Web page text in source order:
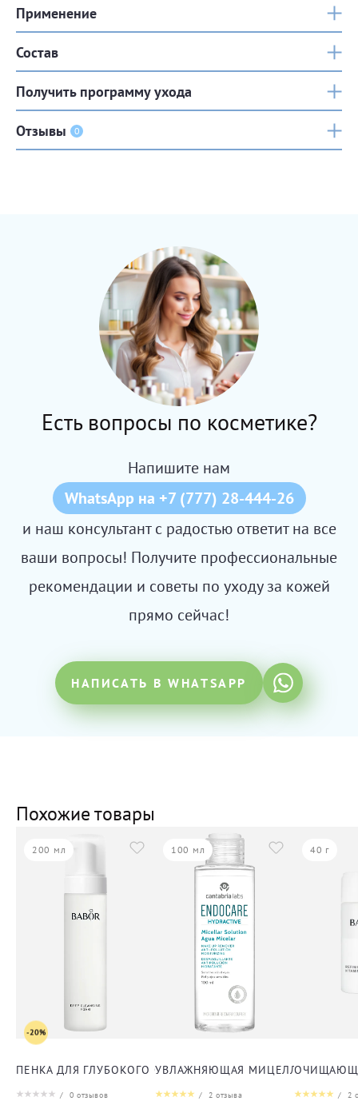
Применение
Состав
Получить программу ухода
Отзывы 0
Есть вопросы по косметике?
Напишите нам
WhatsApp на +7 (777) 28-444-26
и наш консультант с радостью ответит на все
ваши вопросы! Получите профессиональные
рекомендации и советы по уходу за кожей
прямо сейчас!
НАПИСАТЬ В WHATSAPP
Похожие товары
200 мл
-20%
ПЕНКА ДЛЯ ГЛУБОКОГО ОЧИЩЕНИЯ КОЖИ ЛИЦА
/ 0 отзывов
100 мл
УВЛАЖНЯЮЩАЯ МИЦЕЛЛЯРНАЯ
/ 2 отзыва
40 г
/ 2